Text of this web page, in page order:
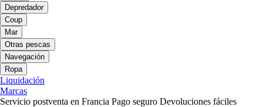
Depredador
Coup
Mar
Otras pescas
Navegación
Ropa
Liquidación
Marcas
Servicio postventa en Francia Pago seguro Devoluciones fáciles